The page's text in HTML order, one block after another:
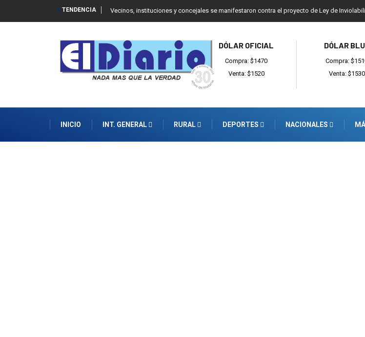
TENDENCIA Vecinos, instituciones y concejales se manifestaron contra el proyecto de Ley de
DÓLAR OFICIAL
Compra: $1470
Venta: $1520
DÓLAR
Compra:
Venta: $1530
INICIO INT. GENERAL RURAL DEPORTES NACIONALES